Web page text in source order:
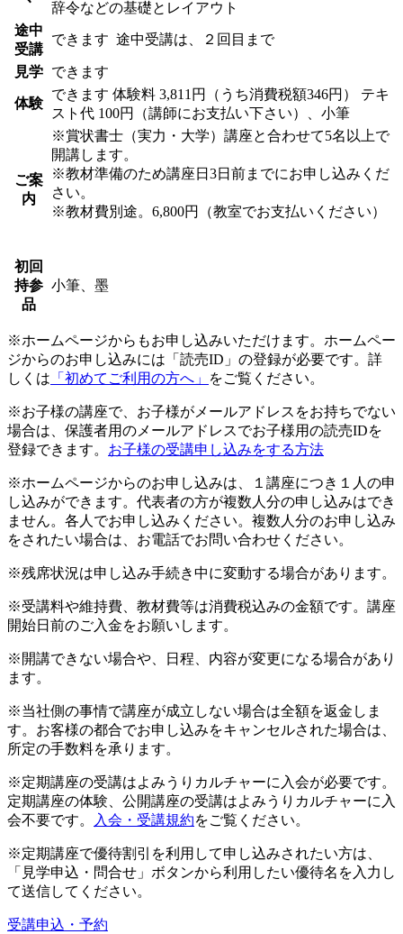
辞令などの基礎とレイアウト
途中
受講
できます 途中受講は、２回目まで
見学 できます
体験
できます 体験料 3,811円（うち消費税額346円） テキ
スト代 100円（講師にお支払い下さい）、小筆
ご案
内
※賞状書士（実力・大学）講座と合わせて5名以上で
開講します。
※教材準備のため講座日3日前までにお申し込みくだ
さい。
※教材費別途。6,800円（教室でお支払いください）
初回
持参
品
小筆、墨
※ホームページからもお申し込みいただけます。ホームペー
ジからのお申し込みには「読売ID」の登録が必要です。詳
しくは 「初めてご利用の方へ」 をご覧ください。
※お子様の講座で、お子様がメールアドレスをお持ちでない
場合は、保護者用のメールアドレスでお子様用の読売IDを
登録できます。 お子様の受講申し込みをする方法
※ホームページからのお申し込みは、１講座につき１人の申
し込みができます。代表者の方が複数人分の申し込みはでき
ません。各人でお申し込みください。複数人分のお申し込み
をされたい場合は、お電話でお問い合わせください。
※残席状況は申し込み手続き中に変動する場合があります。
※受講料や維持費、教材費等は消費税込みの金額です。講座
開始日前のご入金をお願いします。
※開講できない場合や、日程、内容が変更になる場合があり
ます。
※当社側の事情で講座が成立しない場合は全額を返金しま
す。お客様の都合でお申し込みをキャンセルされた場合は、
所定の手数料を承ります。
※定期講座の受講はよみうりカルチャーに入会が必要です。
定期講座の体験、公開講座の受講はよみうりカルチャーに入
会不要です。
入会・受講規約をご覧ください。
※定期講座で優待割引を利用して申し込みされたい方は、
「見学申込・問合せ」ボタンから利用したい優待名を入力し
て送信してください。
受講申込・予約